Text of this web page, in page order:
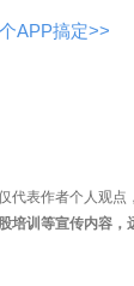
APP搞定>>
代表作者个人观
培训等宣传内容